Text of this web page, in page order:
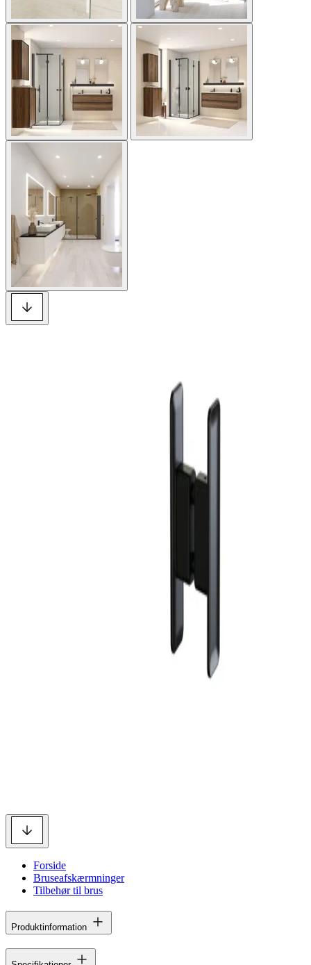
Forside
Bruseafskærmninger
Tilbehør til brus
Produktinformation